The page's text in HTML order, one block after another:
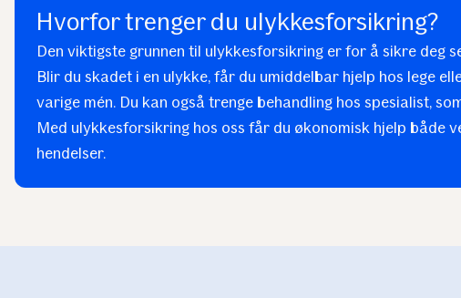
Hvorfor trenger du ulykkesforsikring?
Den viktigste grunnen til ulykkesforsikring er for å sikre deg
Blir du skadet i en ulykke, får du umiddelbar hjelp hos lege
varige mén. Du kan også trenge behandling hos spesialist,
Med ulykkesforsikring hos oss får du økonomisk hjelp
hendelser.